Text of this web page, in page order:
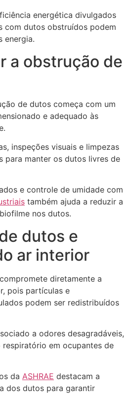
energética divulgados
com dutos obstruídos podem
energia.
a obstrução de
de dutos começa com um
e adequado às
inspeções visuais e limpezas
para manter os dutos livres de
e controle de umidade com
também ajuda a reduzir a
nos dutos.
dutos e
ar interior
diretamente a
pois partículas e
podem ser redistribuídos
a odores desagradáveis,
em ocupantes de
da ASHRAE destacam a
dos dutos para garantir